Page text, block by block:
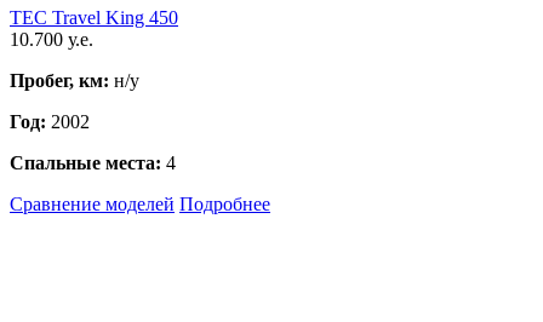
TEC Travel King 450
10.700 у.е.
Пробег, км: н/у
Год: 2002
Спальные места: 4
Сравнение моделей Подробнее